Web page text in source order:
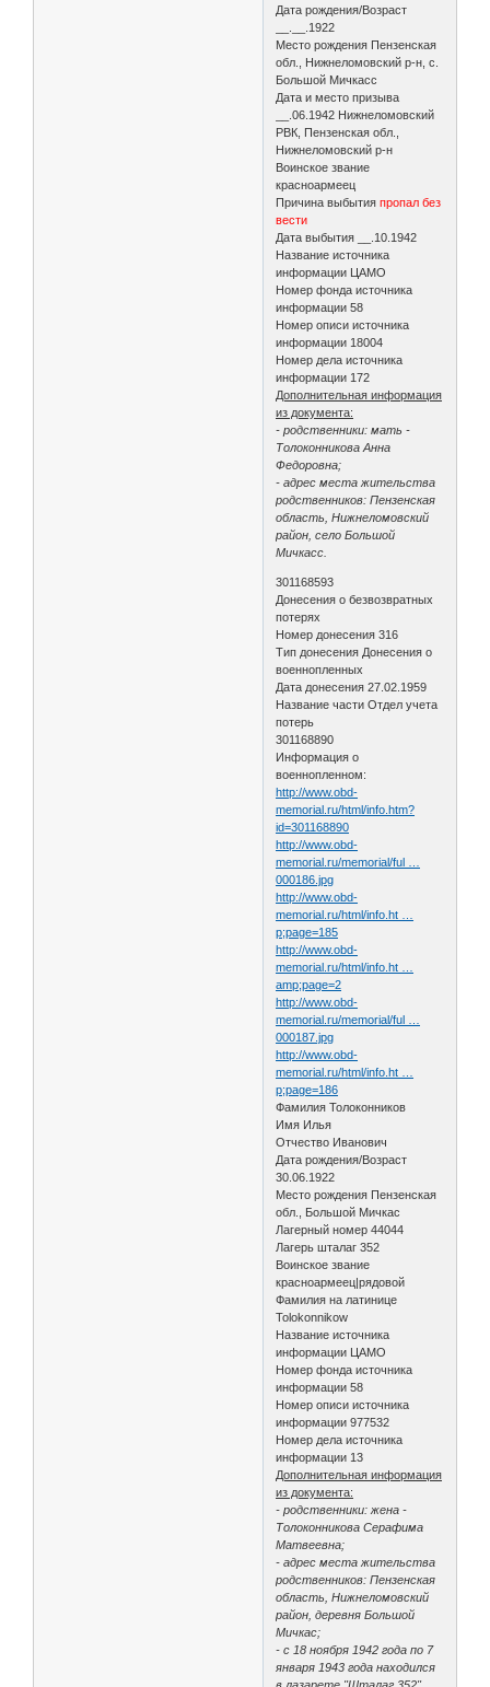
Дата рождения/Возраст
__.__.1922
Место рождения Пензенская
обл., Нижнеломовский р-н, с.
Большой Мичкасс
Дата и место призыва
__.06.1942 Нижнеломовский
РВК, Пензенская обл.,
Нижнеломовский р-н
Воинское звание
красноармеец
Причина выбытияпропал без
вести
Дата выбытия __.10.1942
Название источника
информации ЦАМО
Номер фонда источника
информации 58
Номер описи источника
информации 18004
Номер дела источника
информации 172
Дополнительная информация
из документа:
- родственники: мать -
Толоконникова Анна
Федоровна;
- адрес места жительства
родственников: Пензенская
область, Нижнеломовский
район, село Большой
Мичкасс.
301168593
Донесения о безвозвратных
потерях
Номер донесения 316
Тип донесения Донесения о
военнопленных
Дата донесения 27.02.1959
Название части Отдел учета
потерь
301168890
Информация о
военнопленном:
http://www.obd-
memorial.ru/html/info.htm?
id=301168890
http://www.obd-
memorial.ru/memorial/ful …
000186.jpg
http://www.obd-
memorial.ru/html/info.ht …
p;page=185
http://www.obd-
memorial.ru/html/info.ht …
amp;page=2
http://www.obd-
memorial.ru/memorial/ful …
000187.jpg
http://www.obd-
memorial.ru/html/info.ht …
p;page=186
Фамилия Толоконников
Имя Илья
Отчество Иванович
Дата рождения/Возраст
30.06.1922
Место рождения Пензенская
обл., Большой Мичкас
Лагерный номер 44044
Лагерь шталаг 352
Воинское звание
красноармеец|рядовой
Фамилия на латинице
Tolokonnikow
Название источника
информации ЦАМО
Номер фонда источника
информации 58
Номер описи источника
информации 977532
Номер дела источника
информации 13
Дополнительная информация
из документа:
- родственники: жена -
Толоконникова Серафима
Матвеевна;
- адрес места жительства
родственников: Пензенская
область, Нижнеломовский
район, деревня Большой
Мичкас;
- с 18 ноября 1942 года по 7
января 1943 года находился